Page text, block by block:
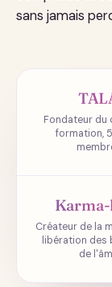
sans jamais
Fondateur du
formation,
Créateur de la
libération des
de